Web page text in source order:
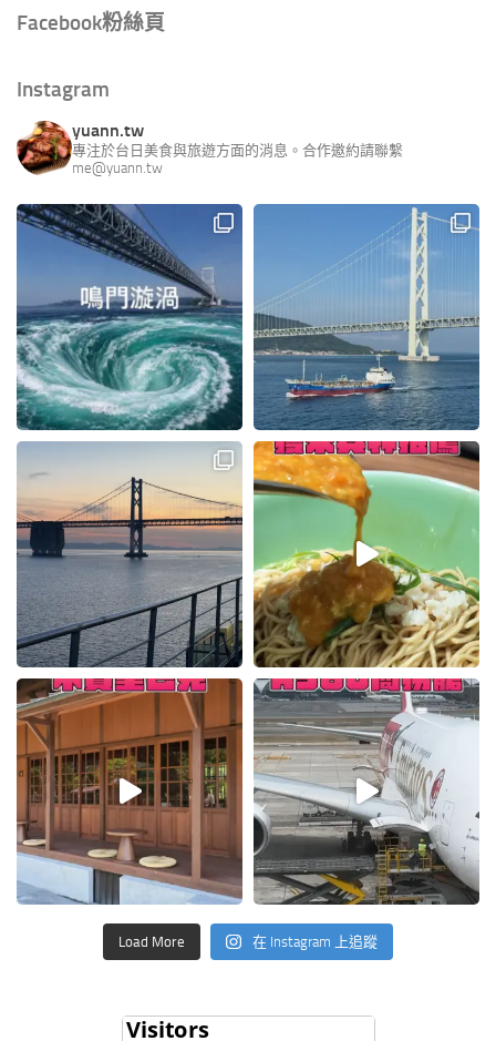
Facebook粉絲頁
Instagram
yuann.tw
專注於台日美食與旅遊方面的消息。合作邀約請聯繫
me@yuann.tw
Load More 在 Instagram 上追蹤